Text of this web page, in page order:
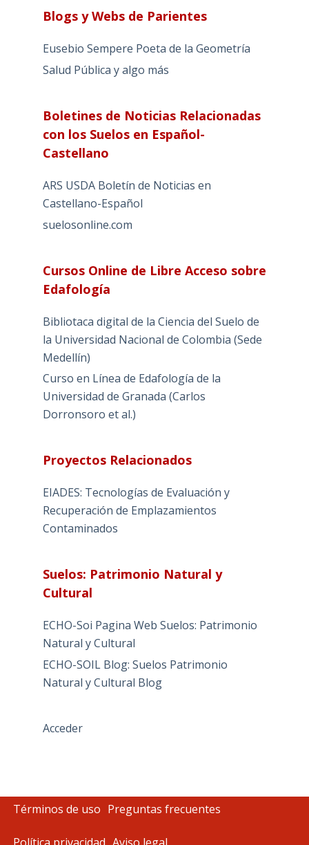
Blogs y Webs de Parientes
Eusebio Sempere Poeta de la Geometría
Salud Pública y algo más
Boletines de Noticias Relacionadas
con los Suelos en Español-
Castellano
ARS USDA Boletín de Noticias en
Castellano-Español
suelosonline.com
Cursos Online de Libre Acceso sobre
Edafología
Bibliotaca digital de la Ciencia del Suelo de
la Universidad Nacional de Colombia (Sede
Medellín)
Curso en Línea de Edafología de la
Universidad de Granada (Carlos
Dorronsoro et al.)
Proyectos Relacionados
EIADES: Tecnologías de Evaluación y
Recuperación de Emplazamientos
Contaminados
Suelos: Patrimonio Natural y
Cultural
ECHO-Soi Pagina Web Suelos: Patrimonio
Natural y Cultural
ECHO-SOIL Blog: Suelos Patrimonio
Natural y Cultural Blog
Acceder
Términos de uso Preguntas frecuentes